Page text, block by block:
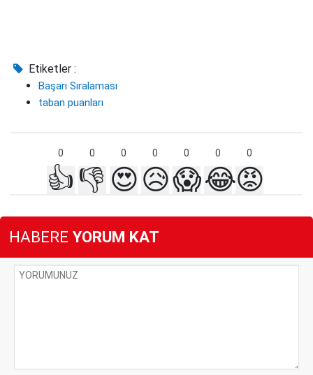
Etiketler :
Başarı Sıralaması
taban puanları
0 0 0 0 0 0 0
👍 👎 😍😥😱😂😡
HABERE YORUM KAT